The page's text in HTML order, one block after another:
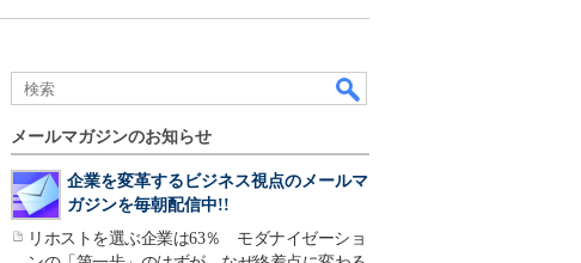
メールマガジンのお知らせ
企業を変革するビジネス視点のメールマ
ガジンを毎朝配信中!!
リホストを選ぶ企業は63％ モダナイゼーショ